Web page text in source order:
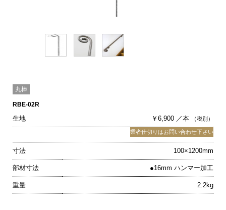
丸棒
RBE-02R
生地 ￥6,900 ／本 （税別）
業者仕切りはお問い合わせ下さい
寸法 100×1200mm
部材寸法 ●16mm ハンマー加工
重量 2.2kg